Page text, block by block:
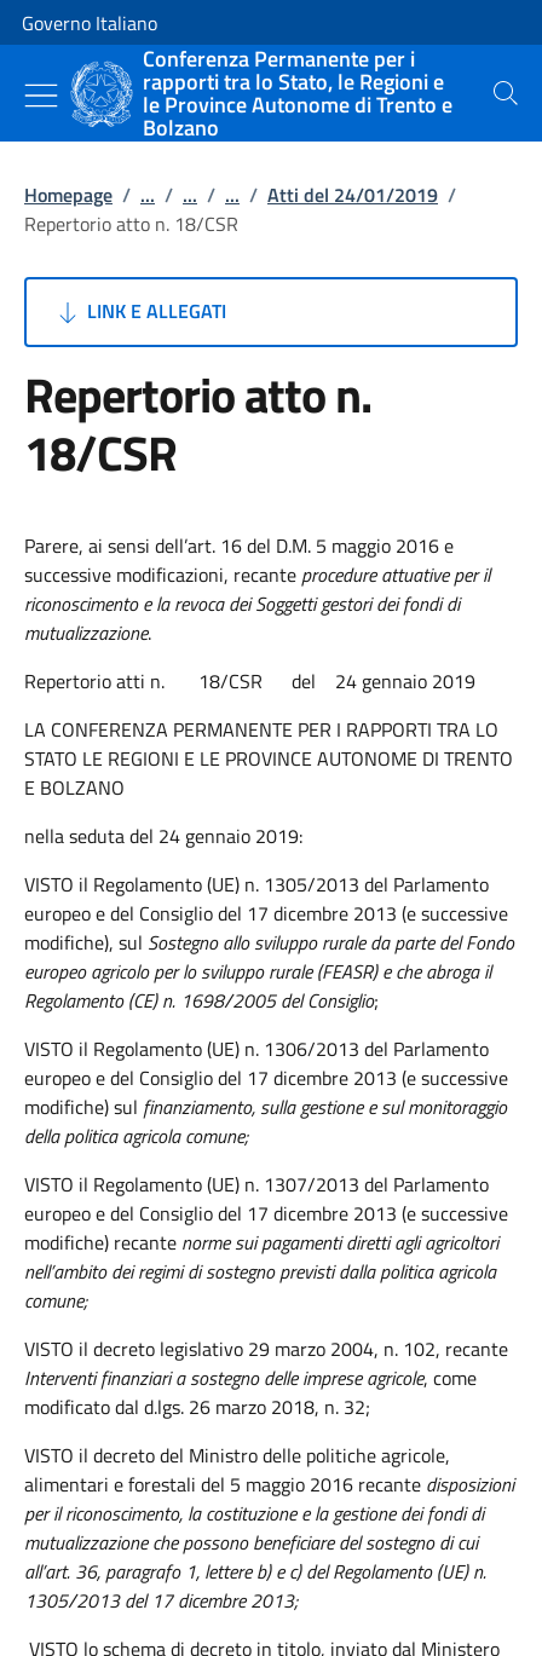
Vai al contenuto
Vai alla navigazione del sito
Governo Italiano
Conferenza Permanente per i
rapporti tra lo Stato, le Regioni e
le Province Autonome di Trento e
Bolzano
Cerca
Homepage / ... / ... / ... / Atti del 24/01/2019 /
Repertorio atto n. 18/CSR
LINK E ALLEGATI
Repertorio atto n.
18/CSR
Parere, ai sensi dell’art. 16 del D.M. 5 maggio 2016 e
successive modificazioni, recante procedure attuative per il
riconoscimento e la revoca dei Soggetti gestori dei fondi di
mutualizzazione.
Repertorio atti n. 18/CSR del 24 gennaio 2019
LA CONFERENZA PERMANENTE PER I RAPPORTI TRA LO
STATO LE REGIONI E LE PROVINCE AUTONOME DI TRENTO
E BOLZANO
nella seduta del 24 gennaio 2019:
VISTO il Regolamento (UE) n. 1305/2013 del Parlamento
europeo e del Consiglio del 17 dicembre 2013 (e successive
modifiche), sul Sostegno allo sviluppo rurale da parte del Fondo
europeo agricolo per lo sviluppo rurale (FEASR) e che abroga il
Regolamento (CE) n. 1698/2005 del Consiglio;
VISTO il Regolamento (UE) n. 1306/2013 del Parlamento
europeo e del Consiglio del 17 dicembre 2013 (e successive
modifiche) sul finanziamento, sulla gestione e sul monitoraggio
della politica agricola comune;
VISTO il Regolamento (UE) n. 1307/2013 del Parlamento
europeo e del Consiglio del 17 dicembre 2013 (e successive
modifiche) recante norme sui pagamenti diretti agli agricoltori
nell’ambito dei regimi di sostegno previsti dalla politica agricola
comune;
VISTO il decreto legislativo 29 marzo 2004, n. 102, recante
Interventi finanziari a sostegno delle imprese agricole, come
modificato dal d.lgs. 26 marzo 2018, n. 32;
VISTO il decreto del Ministro delle politiche agricole,
alimentari e forestali del 5 maggio 2016 recante disposizioni
per il riconoscimento, la costituzione e la gestione dei fondi di
mutualizzazione che possono beneficiare del sostegno di cui
all’art. 36, paragrafo 1, lettere b) e c) del Regolamento (UE) n.
1305/2013 del 17 dicembre 2013;
VISTO lo schema di decreto in titolo, inviato dal Ministero